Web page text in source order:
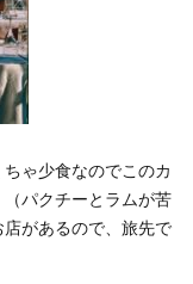
ゃ少食なのでこのカ
パクチーとラムが苦
があるので、旅先で